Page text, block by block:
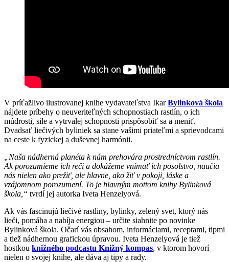
V príťažlivo ilustrovanej knihe vydavateľstva IkarBylinková škola
nájdete príbehy o neuveriteľných schopnostiach rastlín, o ich
múdrosti, sile a vytrvalej schopnosti prispôsobiť sa a meniť.
Dvadsať liečivých byliniek sa stane vašimi priateľmi a sprievodcami
na ceste k fyzickej a duševnej harmónii.
„Naša nádherná planéta k nám prehovára prostredníctvom rastlín.
Ak porozumieme ich reči a dokážeme vnímať ich posolstvo, naučia
nás nielen ako prežiť, ale hlavne, ako žiť v pokoji, láske a
vzájomnom porozumení. To je hlavným mottom knihy Bylinková
škola,“ tvrdí jej autorka Iveta Henzelyová.
Ak vás fascinujú liečivé rastliny, bylinky, zelený svet, ktorý nás
lieči, pomáha a nabíja energiou – určite siahnite po novinke
Bylinková škola. Očarí vás obsahom, informáciami, receptami, tipmi
a tiež nádhernou grafickou úpravou. Iveta Henzelyová je tiež
hostkou knižného podcastu Knižný kompas, v ktorom hovorí
nielen o svojej knihe, ale dáva aj tipy a rady.